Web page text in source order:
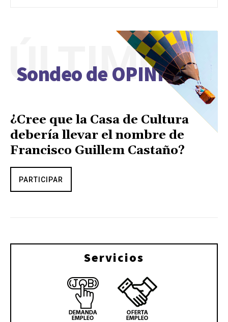
Sondeo de OPINIÓN
ÚLTIMO
¿Cree que la Casa de Cultura
debería llevar el nombre de
Francisco Guillem Castaño?
PARTICIPAR
Servicios